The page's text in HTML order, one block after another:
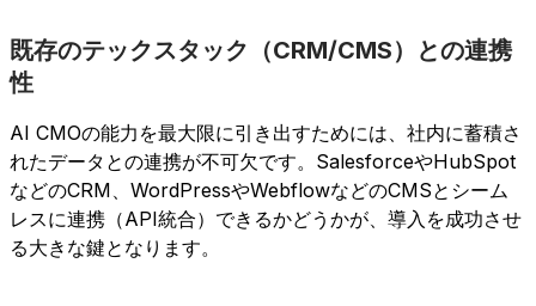
既存のテックスタック（CRM/CMS）との連携
性
AI CMOの能力を最大限に引き出すためには、社内に蓄積さ
れたデータとの連携が不可欠です。SalesforceやHubSpot
などのCRM、WordPressやWebflowなどのCMSとシーム
レスに連携（API統合）できるかどうかが、導入を成功させ
る大きな鍵となります。